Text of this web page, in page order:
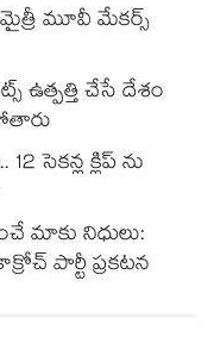
మైత్రీ మూవీ మేకర్స్
ఉత్పత్తి చేసే దేశం
సెకన్ల క్లిప్ ను
మాకు నిధులు:
పార్టీ ప్రకటన